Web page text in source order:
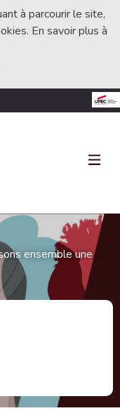
à parcourir le site,
En savoir plus à
externe)
ensemble une